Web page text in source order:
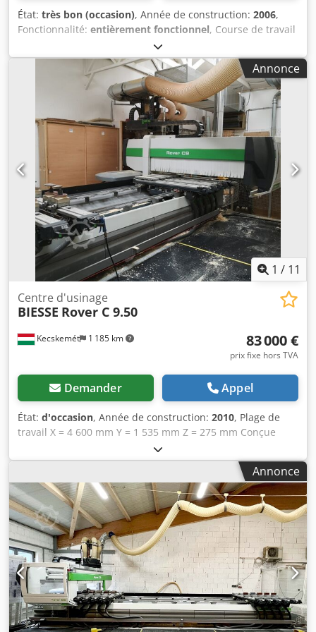
État: très bon (occasion), Année de construction: 2006,
Fonctionnalité: entièrement fonctionnel, Course de travail
X : 4600 mm Course de travail Y : 1570 mm Course de
travail Z : env. 250 mm Électrobroche 3 axes Forets
verticaux : env. 22 Forets horizontaux X : 6 Forets
horizontaux Y : 4 Lame de rainurage direction X Moteur
horizontal fixe pour dégagement de porte Changeur
d’outils à chaîne env. 22 positions Table de travail à 8
barres Codpfx Ajy Exz Djhujha Pompe à vide 90 m³/h
Logiciel : BiesseWorks Tapis de sécurité Grilles de
protection Poids env. 6100 kg Inclus : ventouses et un
agrégat inclinable de perçage-fraisage-lame
Annonce
1 / 11
Kecskemét 1 185 km
Centre d'usinage
BIESSE Rover C 9.50
83 000 €
prix fixe hors TVA
Demander Appel
État: d'occasion, Année de construction: 2010, Plage de
travail X = 4 600 mm Y = 1 535 mm Z = 275 mm Conçue
pour les applications nécessitant une forte capacité, ce qui
la rend idéale pour l’usinage de grandes pièces de bois
massif et de bois de construction. La tête d’usinage à
5 axes permet la production de pièces complexes à trois
dimensions. • Système de lubrification centralisé •
Ordinateur de bureau o Processeur Intel Celeron D
2,66 GHz ou plus o 512 Mo de RAM o Disque dur de 40 Go
o Moniteur LCD 15 pouces o Clavier o Souris o Lecteur CD-
ROM o Port parallèle o Port série RS-232 o Port USB o Carte
Ethernet pour la connexion au réseau du bureau • Service
à distance o Accès direct au modem pour le diagnostic et
le service à distance • Armoire électrique • Climatisation
pour l’armoire électrique • Système de sécurité o Deux
Annonce